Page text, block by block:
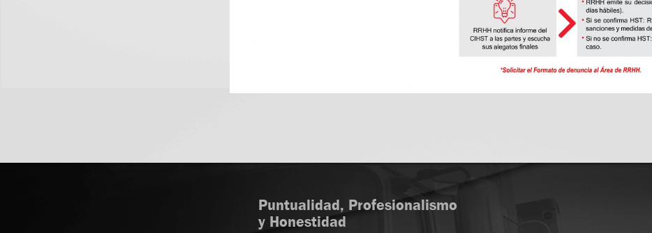
Puntualidad, Profesionalismo
y Honestidad